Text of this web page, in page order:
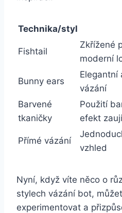
Technika/styl
Fishtail
Zkřížené
moderní
Bunny ears
Elegantní
vázání
Barvené
tkaničky
Použití
efekt
Přímé vázání
vzhled
Nyní, když⁢ víte něco o
stylech​ vázání bot,
experimentovat a